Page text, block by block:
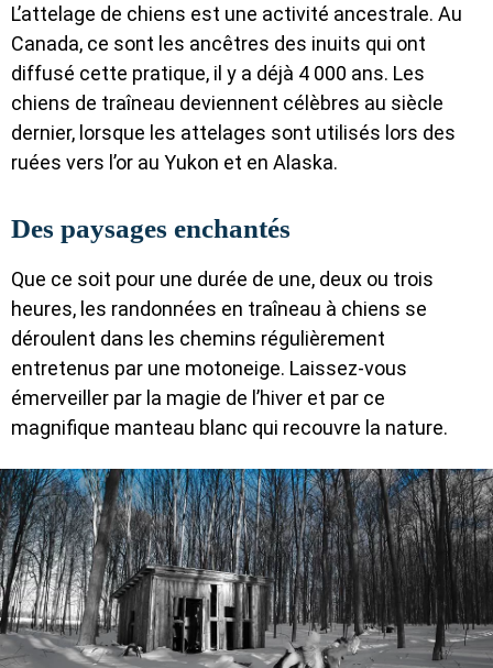
L’attelage de chiens est une activité ancestrale. Au
Canada, ce sont les ancêtres des inuits qui ont
diffusé cette pratique, il y a déjà 4 000 ans. Les
chiens de traîneau deviennent célèbres au siècle
dernier, lorsque les attelages sont utilisés lors des
ruées vers l’or au Yukon et en Alaska.
Des paysages enchantés
Que ce soit pour une durée de une, deux ou trois
heures, les randonnées en traîneau à chiens se
déroulent dans les chemins régulièrement
entretenus par une motoneige. Laissez-vous
émerveiller par la magie de l’hiver et par ce
magnifique manteau blanc qui recouvre la nature.